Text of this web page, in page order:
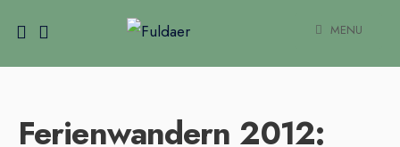
MENU
Ferienwandern 2012: